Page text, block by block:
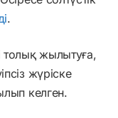
.
толық жылытуға,
жүріске
келген.